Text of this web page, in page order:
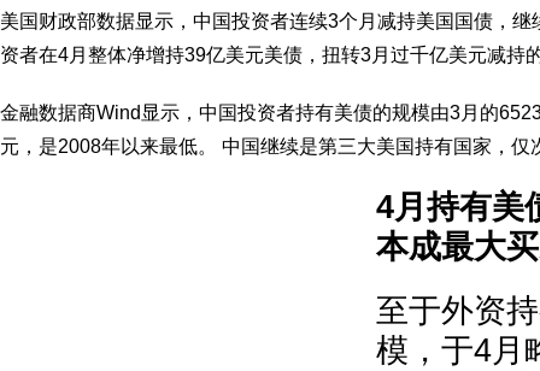
美国财政部数据显示，中国投资者连续3个月减持美国国债，
资者在4月整体净增持39亿美元美债，扭转3月过千亿美元减持
金融数据商Wind显示，中国投资者持有美债的规模由3月的
元，是2008年以来最低。 中国继续是第三大美国持有国家，仅
4月持有美
本成最大
至于外资
模，于4月